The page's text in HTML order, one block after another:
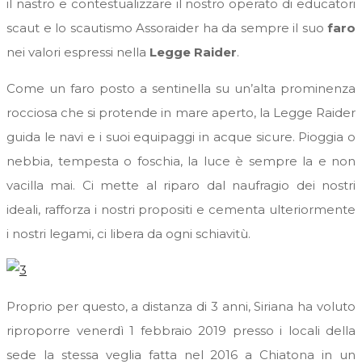
il nastro e contestualizzare il nostro operato di educatori
scaut e lo scautismo Assoraider ha da sempre il suo faro
nei valori espressi nella Legge Raider.
Come un faro posto a sentinella su un’alta prominenza
rocciosa che si protende in mare aperto, la Legge Raider
guida le navi e i suoi equipaggi in acque sicure. Pioggia o
nebbia, tempesta o foschia, la luce è sempre la e non
vacilla mai. Ci mette al riparo dal naufragio dei nostri
ideali, rafforza i nostri propositi e cementa ulteriormente
i nostri legami, ci libera da ogni schiavitù.
Proprio per questo, a distanza di 3 anni, Siriana ha voluto
riproporre venerdì 1 febbraio 2019 presso i locali della
sede la stessa veglia fatta nel 2016 a Chiatona in un